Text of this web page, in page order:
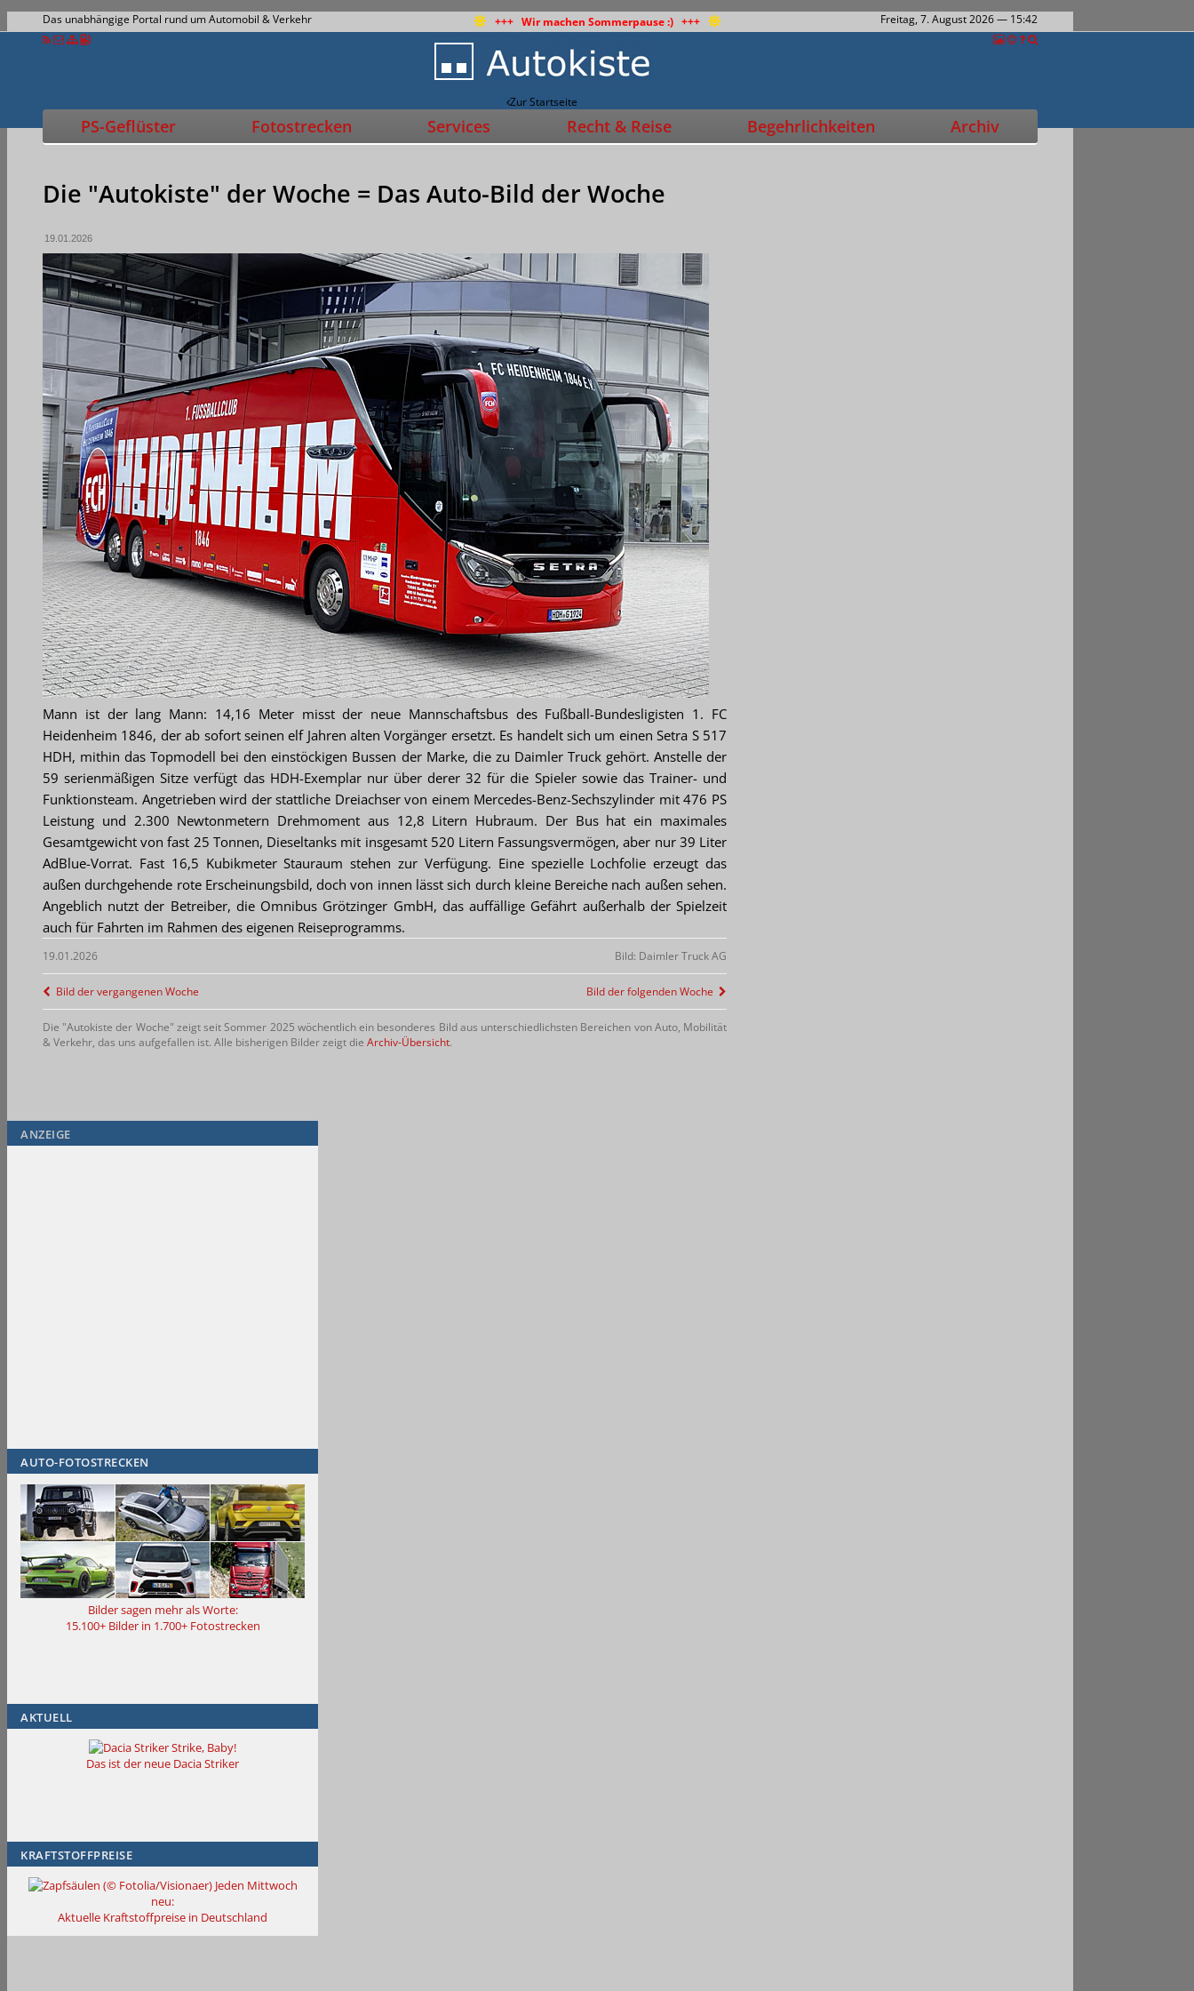
Das unabhängige Portal rund um Automobil & Verkehr +++ Wir machen Sommerpause :) +++ Freitag, 7. August 2026— 15:42
Zur Startseite
PS-Geflüster Fotostrecken Services Recht & Reise Begehrlichkeiten Archiv
Die "Autokiste" der Woche = Das Auto-Bild der Woche
19.01.2026
Mann ist der lang Mann: 14,16 Meter misst der neue Mannschaftsbus des Fußball-Bundesligisten 1. FC
Heidenheim 1846, der ab sofort seinen elf Jahren alten Vorgänger ersetzt. Es handelt sich um einen Setra S 517
HDH, mithin das Topmodell bei den einstöckigen Bussen der Marke, die zu Daimler Truck gehört. Anstelle der
59 serienmäßigen Sitze verfügt das HDH-Exemplar nur über derer 32 für die Spieler sowie das Trainer- und
Funktionsteam. Angetrieben wird der stattliche Dreiachser von einem Mercedes-Benz-Sechszylinder mit 476 PS
Leistung und 2.300 Newtonmetern Drehmoment aus 12,8 Litern Hubraum. Der Bus hat ein maximales
Gesamtgewicht von fast 25 Tonnen, Dieseltanks mit insgesamt 520 Litern Fassungsvermögen, aber nur 39 Liter
AdBlue-Vorrat. Fast 16,5 Kubikmeter Stauraum stehen zur Verfügung. Eine spezielle Lochfolie erzeugt das
außen durchgehende rote Erscheinungsbild, doch von innen lässt sich durch kleine Bereiche nach außen sehen.
Angeblich nutzt der Betreiber, die Omnibus Grötzinger GmbH, das auffällige Gefährt außerhalb der Spielzeit
auch für Fahrten im Rahmen des eigenen Reiseprogramms.
19.01.2026 Bild: Daimler Truck AG
Bild der vergangenen Woche Bild der folgenden Woche
Die "Autokiste der Woche" zeigt seit Sommer 2025 wöchentlich ein besonderes Bild aus unterschiedlichsten Bereichen von Auto, Mobilität
& Verkehr, das uns aufgefallen ist. Alle bisherigen Bilder zeigt die Archiv-Übersicht.
ANZEIGE
AUTO-FOTOSTRECKEN
Bilder sagen mehr als Worte:
15.100+ Bilder in 1.700+ Fotostrecken
AKTUELL
Strike, Baby!
Das ist der neue Dacia Striker
KRAFTSTOFFPREISE
Jeden Mittwoch
neu:
Aktuelle Kraftstoffpreise in Deutschland